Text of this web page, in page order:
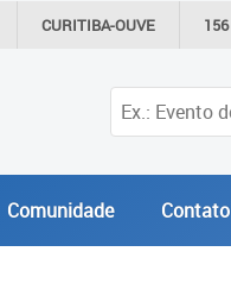
CURITIBA-OUVE 156
Comunidade Contato